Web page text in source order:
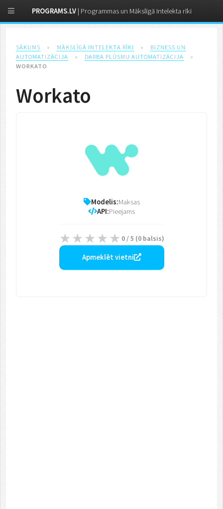
SĀKUMS » MĀKSLĪGĀ INTELEKTA RĪKI »
BIZNESS UN
AUTOMATIZĀCIJA
» DARBA PLŪSMU AUTOMATIZĀCIJA
»
WORKATO
Workato
Modelis:Maksas
API:Pieejams
0/ 5 (0balsis)
Apmeklēt vietni
PROGRAMS.LV | Programmas un Mākslīgā Intelekta rīki